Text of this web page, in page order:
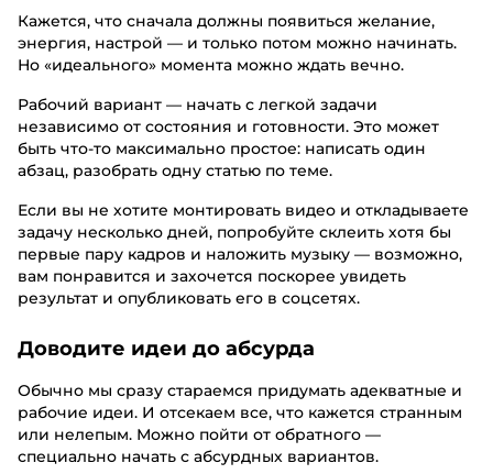
Кажется, что сначала должны появиться желание,
энергия, настрой — и только потом можно начинать.
Но «идеального» момента можно ждать вечно.
Рабочий вариант — начать с легкой задачи
независимо от состояния и готовности. Это может
быть что-то максимально простое: написать один
абзац, разобрать одну статью по теме.
Если вы не хотите монтировать видео и откладываете
задачу несколько дней, попробуйте склеить хотя бы
первые пару кадров и наложить музыку — возможно,
вам понравится и захочется поскорее увидеть
результат и опубликовать его в соцсетях.
Доводите идеи до абсурда
Обычно мы сразу стараемся придумать адекватные и
рабочие идеи. И отсекаем все, что кажется странным
или нелепым. Можно пойти от обратного —
специально начать с абсурдных вариантов.